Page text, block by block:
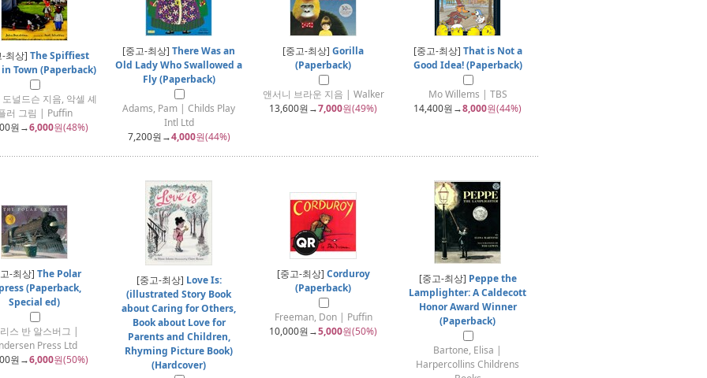
최상] The Spiffiest
Town (Paperback)
도널드슨 지음, 악셀 셰
러 그림 | Puffin
원→6,000원(48%)
[중고-최상] There Was an
Old Lady Who Swallowed a
Fly (Paperback)
Adams, Pam | Childs Play
Intl Ltd
7,200원→4,000원(44%)
[중고-최상] Gorilla
(Paperback)
앤서니 브라운 지음 | Walker
13,600원→7,000원(49%)
[중고-최상] That is Not a
Good Idea! (Paperback)
Mo Willems | TBS
14,400원→8,000원(44%)
-최상] The Polar
(Paperback,
Special ed)
스 반 알스버그 |
Press Ltd
원→6,000원(50%)
[중고-최상] Love Is:
(illustrated Story Book
about Caring for Others,
Book about Love for
Parents and Children,
Rhyming Picture Book)
(Hardcover)
[중고-최상] Corduroy
(Paperback)
Freeman, Don | Puffin
10,000원→5,000원(50%)
[중고-최상] Peppe the
Lamplighter: A Caldecott
Honor Award Winner
(Paperback)
Bartone, Elisa |
Harpercollins Childrens